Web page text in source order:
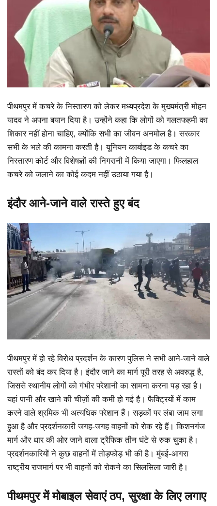
पीथमपुर में कचरे के निस्तारण को लेकर मध्यप्रदेश के मुख्यमंत्री मोहन
यादव ने अपना बयान दिया है। उन्होंने कहा कि लोगों को गलतफहमी का
शिकार नहीं होना चाहिए, क्योंकि सभी का जीवन अनमोल है। सरकार
सभी के भले की कामना करती है। यूनियन कार्बाइड के कचरे का
निस्तारण कोर्ट और विशेषज्ञों की निगरानी में किया जाएगा। फिलहाल
कचरे को जलाने का कोई कदम नहीं उठाया गया है।
इंदौर आने-जाने वाले रास्ते हुए बंद
पीथमपुर में हो रहे विरोध प्रदर्शन के कारण पुलिस ने सभी आने-जाने वाले
रास्तों को बंद कर दिया है। इंदौर जाने का मार्ग पूरी तरह से अवरुद्ध है,
जिससे स्थानीय लोगों को गंभीर परेशानी का सामना करना पड़ रहा है।
यहां पानी और खाने की चीज़ों की कमी हो गई है। फैक्ट्रियों में काम
करने वाले श्रमिक भी अत्यधिक परेशान हैं। सड़कों पर लंबा जाम लगा
हुआ है और प्रदर्शनकारी जगह-जगह वाहनों को रोक रहे हैं। किशनगंज
मार्ग और धार की ओर जाने वाला ट्रैफिक तीन घंटे से रुक चुका है।
प्रदर्शनकारियों ने कुछ वाहनों में तोड़फोड़ भी की है। मुंबई-आगरा
राष्ट्रीय राजमार्ग पर भी वाहनों को रोकने का सिलसिला जारी है।
पीथमपुर में मोबाइल सेवाएं ठप, सुरक्षा के लिए लगाए